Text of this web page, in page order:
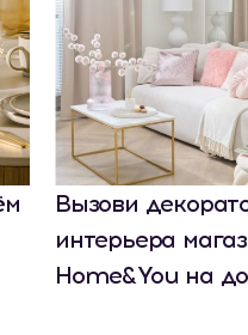
Вызови
интерьера
Home&You на